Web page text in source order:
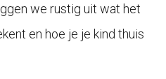
we rustig uit wat het
en hoe je je kind thuis